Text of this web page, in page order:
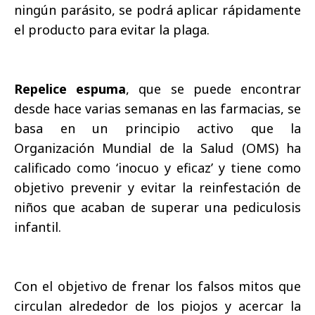
ningún parásito, se podrá aplicar rápidamente
el producto para evitar la plaga.
Repelice espuma, que se puede encontrar
desde hace varias semanas en las farmacias, se
basa en un principio activo que la
Organización Mundial de la Salud (OMS) ha
calificado como ‘inocuo y eficaz’ y tiene como
objetivo prevenir y evitar la reinfestación de
niños que acaban de superar una pediculosis
infantil.
Con el objetivo de frenar los falsos mitos que
circulan alrededor de los piojos y acercar la